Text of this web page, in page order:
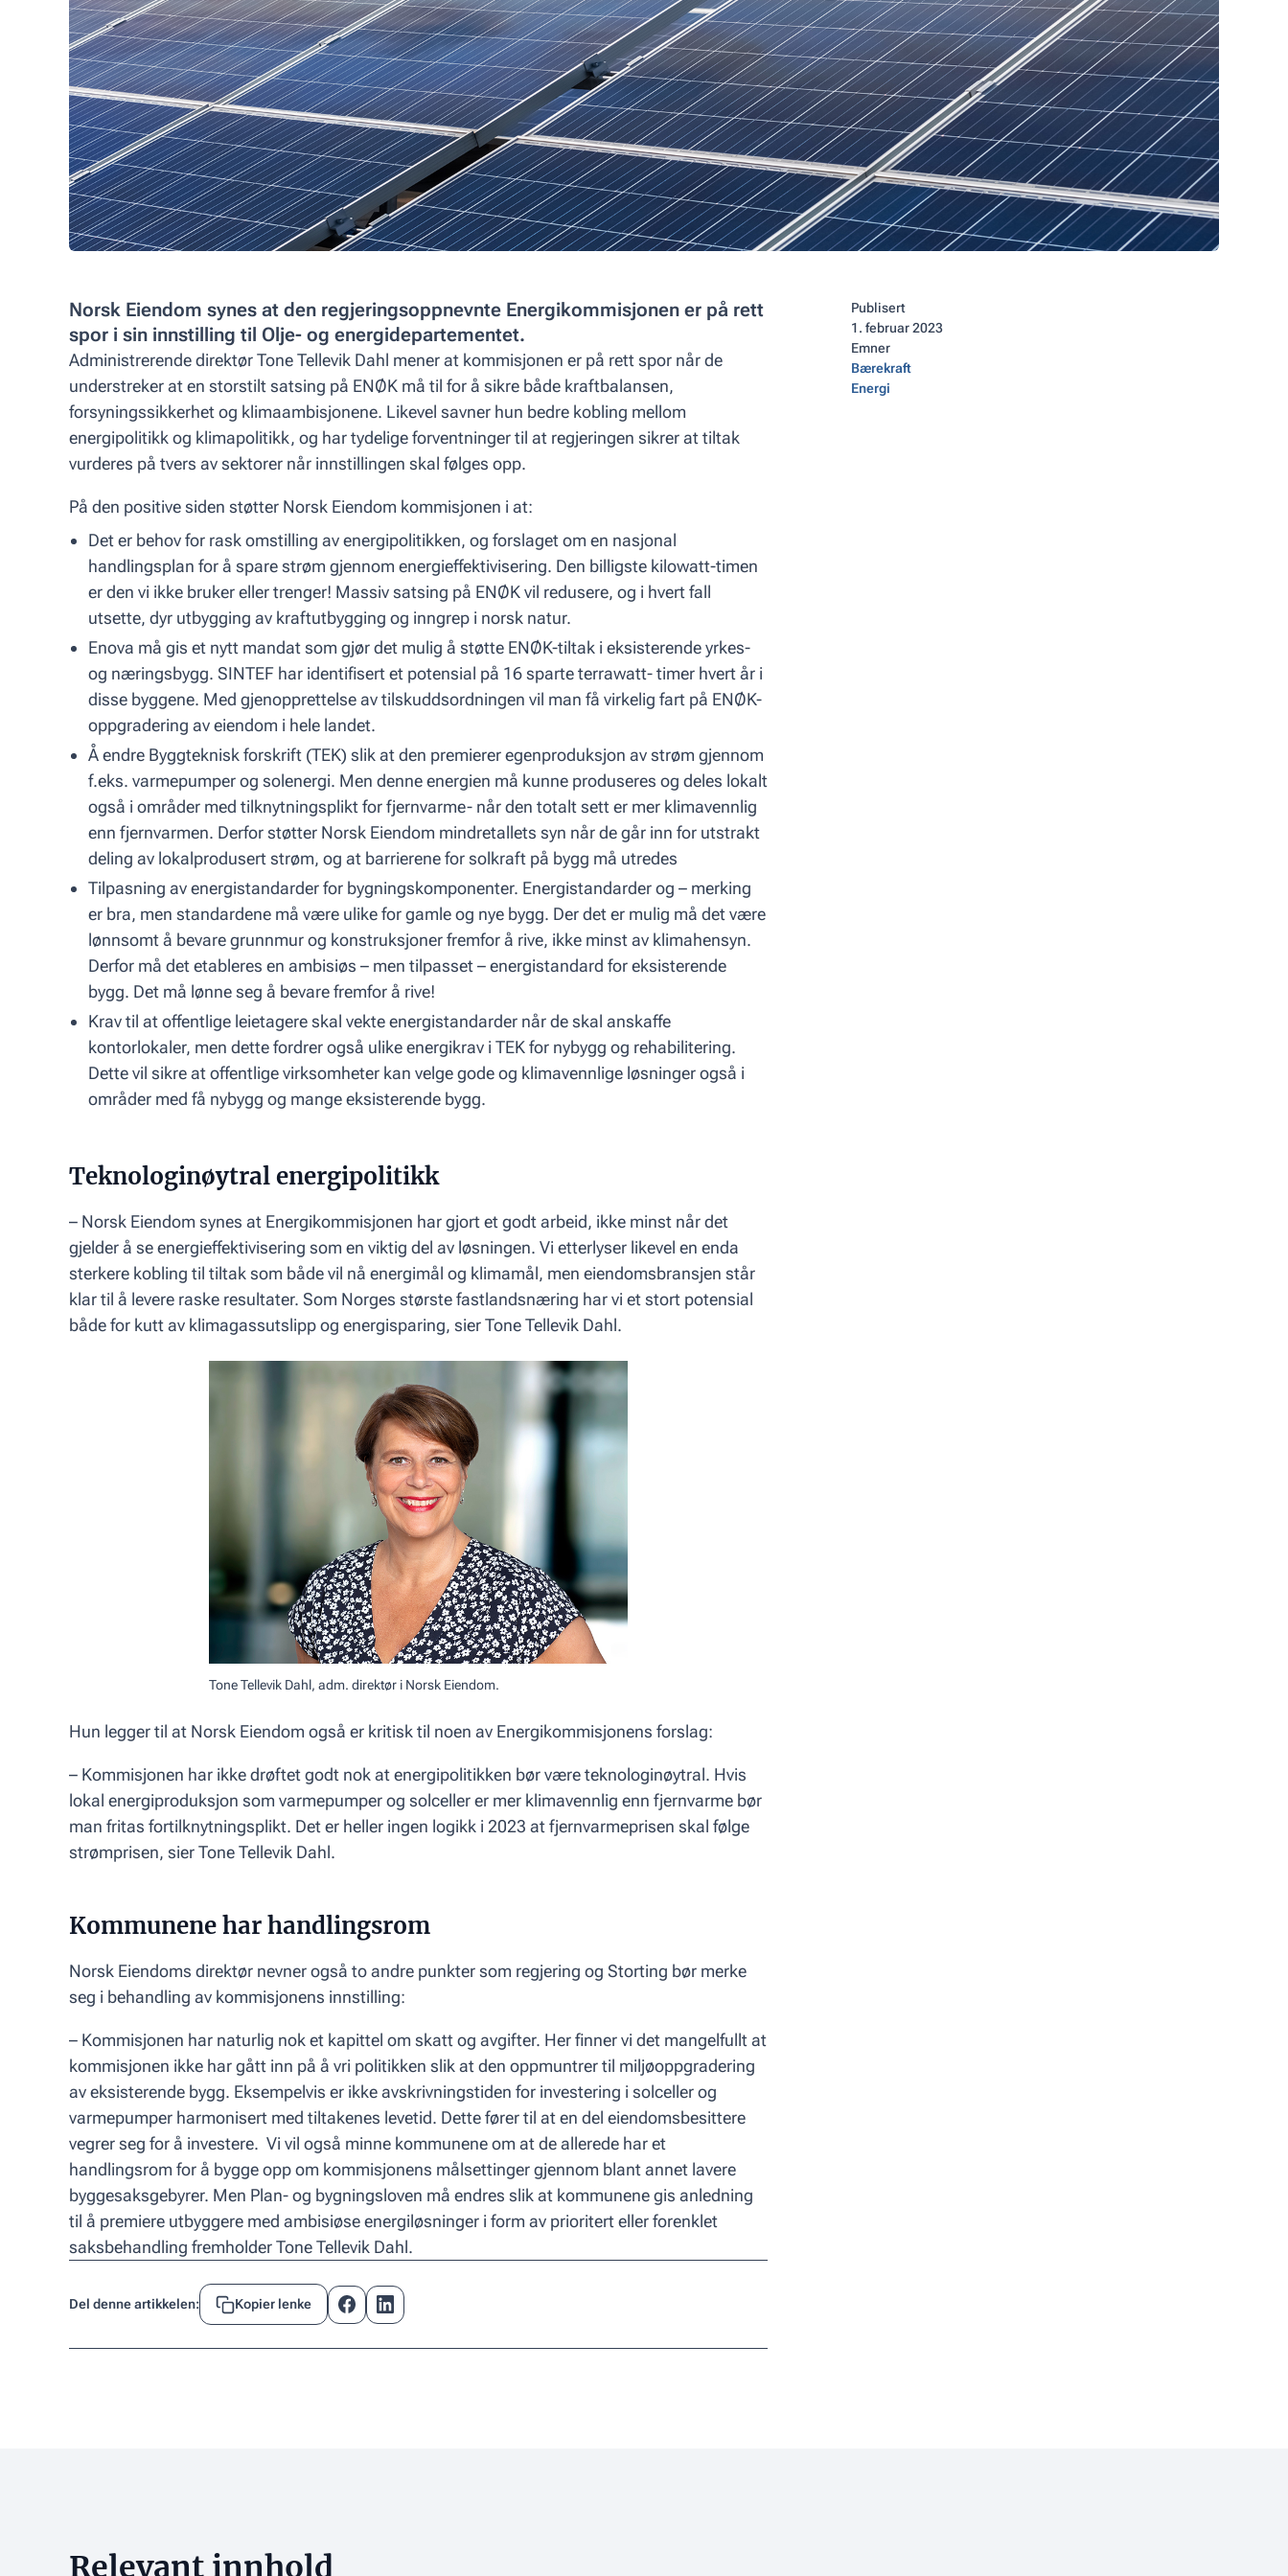
Norsk Eiendom synes at den regjeringsoppnevnte Energikommisjonen er på rett
spor i sin innstilling til Olje- og energidepartementet.
Administrerende direktør Tone Tellevik Dahl mener at kommisjonen er på rett spor når de
understreker at en storstilt satsing på ENØK må til for å sikre både kraftbalansen,
forsyningssikkerhet og klimaambisjonene. Likevel savner hun bedre kobling mellom
energipolitikk og klimapolitikk, og har tydelige forventninger til at regjeringen sikrer at tiltak
vurderes på tvers av sektorer når innstillingen skal følges opp.
På den positive siden støtter Norsk Eiendom kommisjonen i at:
Det er behov for rask omstilling av energipolitikken, og forslaget om en nasjonal
handlingsplan for å spare strøm gjennom energieffektivisering. Den billigste kilowatt-timen
er den vi ikke bruker eller trenger! Massiv satsing på ENØK vil redusere, og i hvert fall
utsette, dyr utbygging av kraftutbygging og inngrep i norsk natur.
Enova må gis et nytt mandat som gjør det mulig å støtte ENØK-tiltak i eksisterende yrkes-
og næringsbygg. SINTEF har identifisert et potensial på 16 sparte terrawatt- timer hvert år i
disse byggene. Med gjenopprettelse av tilskuddsordningen vil man få virkelig fart på ENØK-
oppgradering av eiendom i hele landet.
Å endre Byggteknisk forskrift (TEK) slik at den premierer egenproduksjon av strøm gjennom
f.eks. varmepumper og solenergi. Men denne energien må kunne produseres og deles lokalt
også i områder med tilknytningsplikt for fjernvarme- når den totalt sett er mer klimavennlig
enn fjernvarmen. Derfor støtter Norsk Eiendom mindretallets syn når de går inn for utstrakt
deling av lokalprodusert strøm, og at barrierene for solkraft på bygg må utredes
Tilpasning av energistandarder for bygningskomponenter. Energistandarder og – merking
er bra, men standardene må være ulike for gamle og nye bygg. Der det er mulig må det være
lønnsomt å bevare grunnmur og konstruksjoner fremfor å rive, ikke minst av klimahensyn.
Derfor må det etableres en ambisiøs – men tilpasset – energistandard for eksisterende
bygg. Det må lønne seg å bevare fremfor å rive!
Krav til at offentlige leietagere skal vekte energistandarder når de skal anskaffe
kontorlokaler, men dette fordrer også ulike energikrav i TEK for nybygg og rehabilitering.
Dette vil sikre at offentlige virksomheter kan velge gode og klimavennlige løsninger også i
områder med få nybygg og mange eksisterende bygg.
Teknologinøytral energipolitikk
– Norsk Eiendom synes at Energikommisjonen har gjort et godt arbeid, ikke minst når det
gjelder å se energieffektivisering som en viktig del av løsningen. Vi etterlyser likevel en enda
sterkere kobling til tiltak som både vil nå energimål og klimamål, men eiendomsbransjen står
klar til å levere raske resultater. Som Norges største fastlandsnæring har vi et stort potensial
både for kutt av klimagassutslipp og energisparing, sier Tone Tellevik Dahl.
Tone Tellevik Dahl, adm. direktør i Norsk Eiendom.
Hun legger til at Norsk Eiendom også er kritisk til noen av Energikommisjonens forslag:
– Kommisjonen har ikke drøftet godt nok at energipolitikken bør være teknologinøytral. Hvis
lokal energiproduksjon som varmepumper og solceller er mer klimavennlig enn fjernvarme bør
man fritas fortilknytningsplikt. Det er heller ingen logikk i 2023 at fjernvarmeprisen skal følge
strømprisen, sier Tone Tellevik Dahl.
Kommunene har handlingsrom
Norsk Eiendoms direktør nevner også to andre punkter som regjering og Storting bør merke
seg i behandling av kommisjonens innstilling:
– Kommisjonen har naturlig nok et kapittel om skatt og avgifter. Her finner vi det mangelfullt at
kommisjonen ikke har gått inn på å vri politikken slik at den oppmuntrer til miljøoppgradering
av eksisterende bygg. Eksempelvis er ikke avskrivningstiden for investering i solceller og
varmepumper harmonisert med tiltakenes levetid. Dette fører til at en del eiendomsbesittere
vegrer seg for å investere. Vi vil også minne kommunene om at de allerede har et
handlingsrom for å bygge opp om kommisjonens målsettinger gjennom blant annet lavere
byggesaksgebyrer. Men Plan- og bygningsloven må endres slik at kommunene gis anledning
til å premiere utbyggere med ambisiøse energiløsninger i form av prioritert eller forenklet
saksbehandling fremholder Tone Tellevik Dahl.
Del denne artikkelen: Kopier lenke
Publisert
1. februar 2023
Emner
Bærekraft
Energi
Relevant innhold